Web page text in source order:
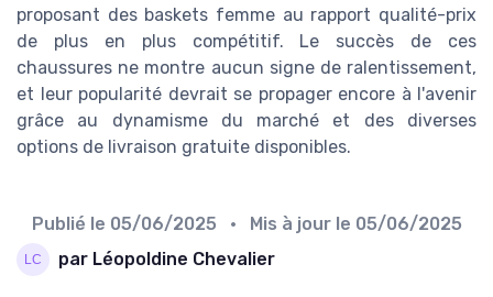
proposant des baskets femme au rapport qualité-prix
de plus en plus compétitif. Le succès de ces
chaussures ne montre aucun signe de ralentissement,
et leur popularité devrait se propager encore à l'avenir
grâce au dynamisme du marché et des diverses
options de livraison gratuite disponibles.
Publié le 05/06/2025 • Mis à jour le 05/06/2025
par Léopoldine Chevalier